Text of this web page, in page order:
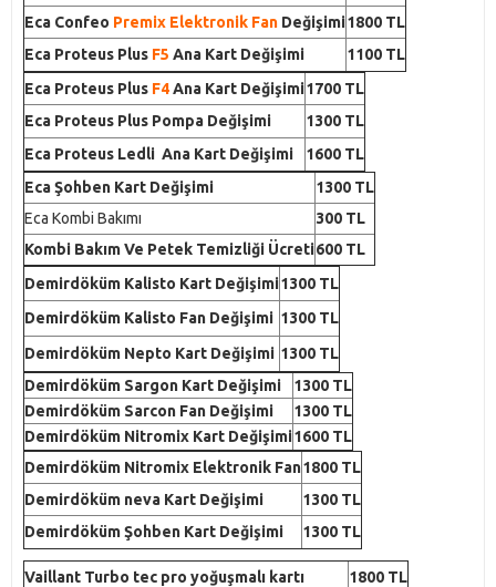
Eca Confeo Premix Elektronik Fan Değişimi1800 TL
Eca Proteus Plus F5 Ana Kart Değişimi
1100 TL
Eca Proteus Plus F4Ana Kart Değişimi1700 TL
Eca Proteus Plus Pompa Değişimi
1300 TL
Eca Proteus Ledli Ana Kart Değişimi
1600 TL
Eca Şohben Kart Değişimi
1300 TL
Eca Kombi Bakımı
300 TL
Kombi Bakım Ve Petek Temizliği Ücreti600 TL
Demirdöküm Kalisto Kart Değişimi1300 TL
Demirdöküm Kalisto Fan Değişimi 1300 TL
Demirdöküm Nepto Kart Değişimi 1300 TL
Demirdöküm Sargon Kart Değişimi
1300 TL
Demirdöküm Sarcon Fan Değişimi
1300 TL
Demirdöküm Nitromix Kart Değişimi1600 TL
Demirdöküm Nitromix Elektronik Fan1800 TL
Demirdöküm neva Kart Değişimi
1300 TL
Demirdöküm Şohben Kart Değişimi
1300 TL
Vaillant Turbo tec pro yoğuşmalı kartı
1800 TL